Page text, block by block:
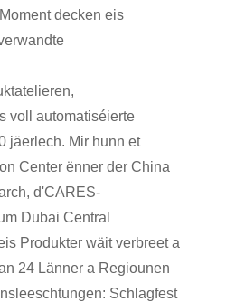
decken eis
voll automatiséierte
jäerlech. Mir hunn et
Center ënner der China
d'CARES-
Dubai Central
Produkter wäit verbreet a
24 Länner a Regiounen
Schlagfest